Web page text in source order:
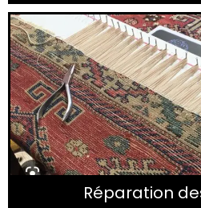
Réparation